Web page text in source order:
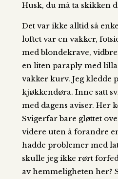
Husk, du må ta skikken
Det var ikke alltid så
loftet var en vakker,
med blondekrave,
en liten paraply med
vakker kurv. Jeg kledde
kjøkkendøra. Inne satt
med dagens aviser. Her
Svigerfar bare gløttet
videre uten å forandre
hadde problemer med
skulle jeg ikke rørt
av hemmeligheten her?